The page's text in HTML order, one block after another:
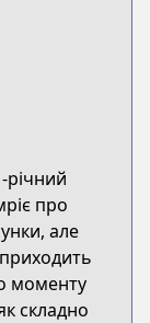
про
але
моменту
складно